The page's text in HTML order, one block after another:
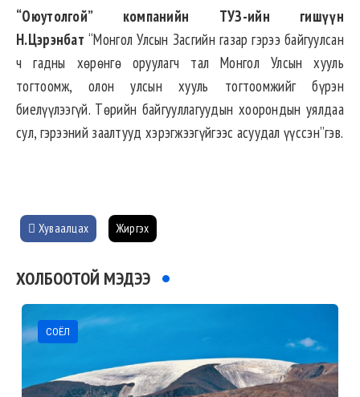
“Оюутолгой” компанийн ТУЗ-ийн гишүүн
Н.Цэрэнбат“Монгол Улсын Засгийн газар гэрээ байгуулсан
ч гадны хөрөнгө оруулагч тал Монгол Улсын хууль
тогтоомж, олон улсын хууль тогтоомжийг бүрэн
биелүүлээгүй. Төрийн байгууллагуудын хоорондын уялдаа
сул, гэрээний заалтууд хэрэгжээгүйгээс асуудал үүссэн”гэв.
Хуваалцах Жиргэх
ХОЛБООТОЙ МЭДЭЭ
СОЁЛ